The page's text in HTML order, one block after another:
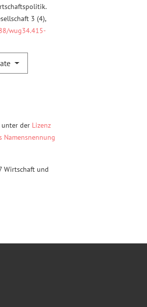
3 (4),
wug34.415-
unter der Lizenz
Namensnennung
Wirtschaft und